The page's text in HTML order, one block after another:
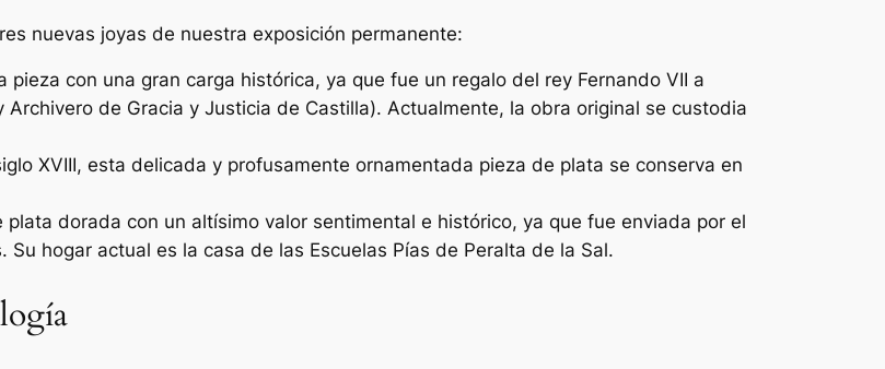
nuevas joyas de nuestra exposición permanente:
pieza con una gran carga histórica, ya que fue un regalo del rey Fernando VII a
de Gracia y Justicia de Castilla). Actualmente, la obra original se custodia
XVIII, esta delicada y profusamente ornamentada pieza de plata se conserva en
plata dorada con un altísimo valor sentimental e histórico, ya que fue enviada por el
hogar actual es la casa de las Escuelas Pías de Peralta de la Sal.